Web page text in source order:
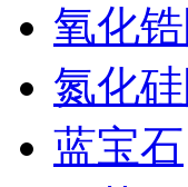
氧化
氮化
蓝宝石